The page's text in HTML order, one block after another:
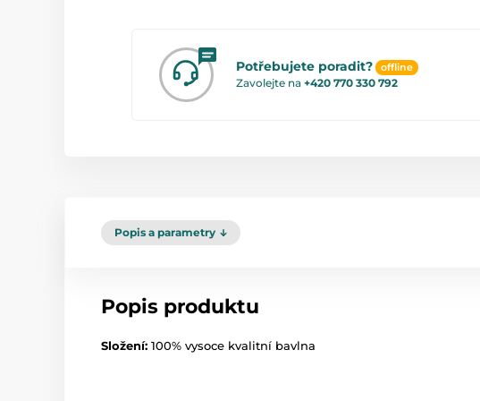
Potřebujete poradit? offline
Zavolejte na +420 770 330 792
Popis a parametry
Popis produktu
Složení: 100% vysoce kvalitní bavlna